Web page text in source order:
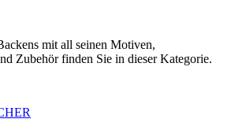
mit all seinen Motiven,
Zubehör finden Sie in dieser Kategorie.